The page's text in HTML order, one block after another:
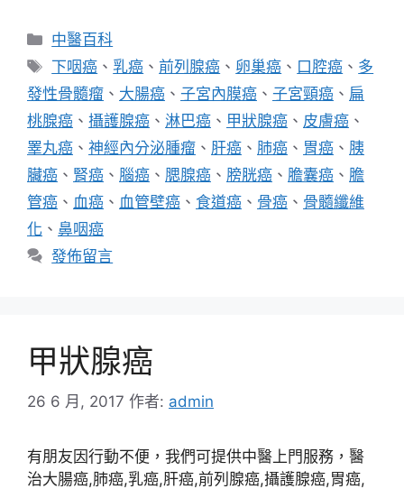
分
類
中醫百科
標
籤
下咽癌 、 乳癌 、前列腺癌 、 卵巢癌 、 口腔癌 、 多
發性骨髓瘤 、 大腸癌 、 子宮內膜癌 、 子宮頸癌 、 扁
桃腺癌 、 攝護腺癌 、 淋巴癌 、 甲狀腺癌 、 皮膚癌 、
睪丸癌 、 神經內分泌腫瘤 、 肝癌 、 肺癌 、 胃癌 、 胰
臟癌 、 腎癌 、 腦癌 、 腮腺癌 、 膀胱癌 、 膽囊癌 、 膽
管癌 、 血癌 、 血管壁癌 、 食道癌 、 骨癌 、 骨髓纖維
化 、 鼻咽癌
發佈留言
甲狀腺癌
26 6 月, 2017 作者: admin
有朋友因行動不便，我們可提供中醫上門服務，醫
治大腸癌,肺癌,乳癌,肝癌,前列腺癌,攝護腺癌,胃癌,